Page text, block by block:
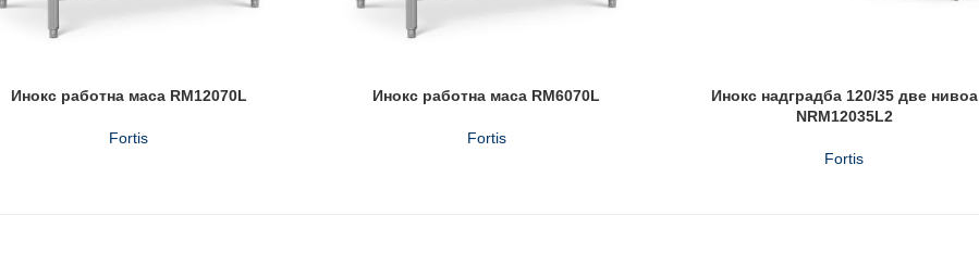
Инокс работна маса RM12070L
Fortis
Инокс работна маса RM6070L
Fortis
Инокс надградба 120/35 две нивоа
NRM12035L2
Fortis